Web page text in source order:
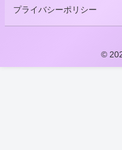
プライバシーポリシー
©